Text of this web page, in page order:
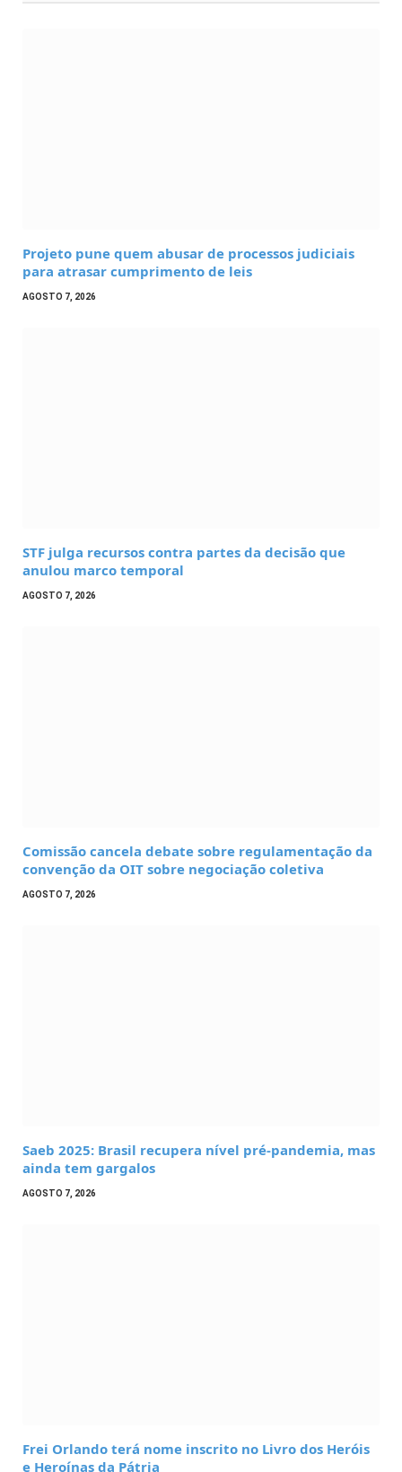
Projeto pune quem abusar de processos judiciais
para atrasar cumprimento de leis
AGOSTO 7, 2026
STF julga recursos contra partes da decisão que
anulou marco temporal
AGOSTO 7, 2026
Comissão cancela debate sobre regulamentação da
convenção da OIT sobre negociação coletiva
AGOSTO 7, 2026
Saeb 2025: Brasil recupera nível pré-pandemia, mas
ainda tem gargalos
AGOSTO 7, 2026
Frei Orlando terá nome inscrito no Livro dos Heróis
e Heroínas da Pátria